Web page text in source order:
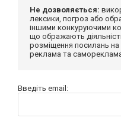
Не дозволяється:
лексики, погроз або
іншими конкуруючими
що ображають діяльність
розміщення посилань на
реклама та
Введіть email: